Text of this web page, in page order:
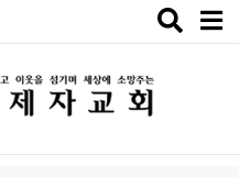
Toggle